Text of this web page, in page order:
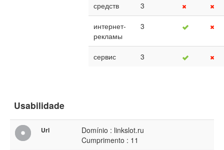
средств 3
интернет-
рекламы
3
сервис 3
Usabilidade
Url
Domínio : linkslot.ru
Cumprimento : 11